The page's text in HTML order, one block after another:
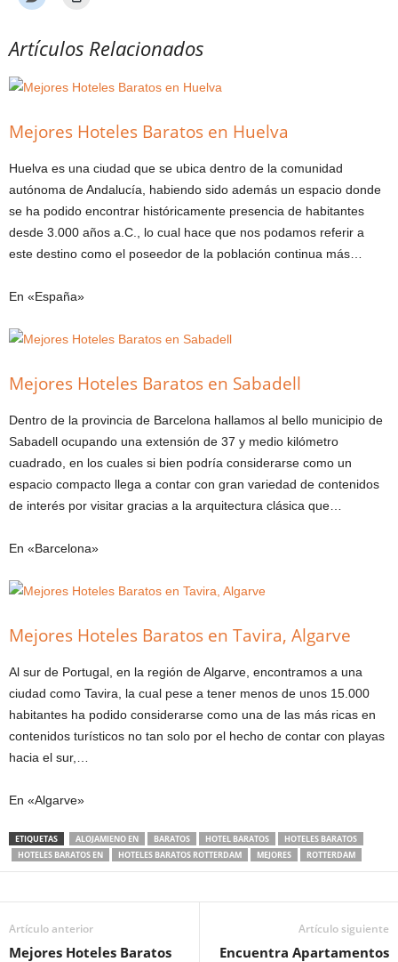
Artículos Relacionados
Mejores Hoteles Baratos en Huelva
Huelva es una ciudad que se ubica dentro de la comunidad
autónoma de Andalucía, habiendo sido además un espacio donde
se ha podido encontrar históricamente presencia de habitantes
desde 3.000 años a.C., lo cual hace que nos podamos referir a
este destino como el poseedor de la población continua más…
En «España»
Mejores Hoteles Baratos en Sabadell
Dentro de la provincia de Barcelona hallamos al bello municipio de
Sabadell ocupando una extensión de 37 y medio kilómetro
cuadrado, en los cuales si bien podría considerarse como un
espacio compacto llega a contar con gran variedad de contenidos
de interés por visitar gracias a la arquitectura clásica que…
En «Barcelona»
Mejores Hoteles Baratos en Tavira, Algarve
Al sur de Portugal, en la región de Algarve, encontramos a una
ciudad como Tavira, la cual pese a tener menos de unos 15.000
habitantes ha podido considerarse como una de las más ricas en
contenidos turísticos no tan solo por el hecho de contar con playas
hacia el sur,…
En «Algarve»
ETIQUETAS ALOJAMIENO EN BARATOS HOTEL BARATOS
HOTELES BARATOS
HOTELES BARATOS EN
HOTELES BARATOS ROTTERDAM MEJORES ROTTERDAM
Artículo anterior
Mejores Hoteles Baratos
Artículo siguiente
Encuentra Apartamentos